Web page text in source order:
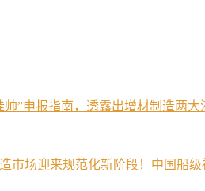
帅”申报指南，透露出增材制造两大
市场迎来规范化新阶段！中国船